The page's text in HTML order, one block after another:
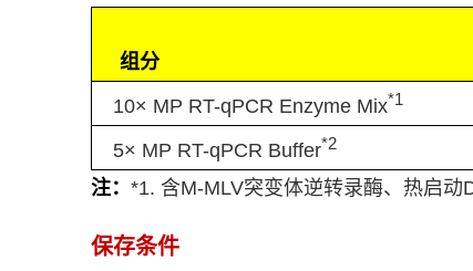
组分
10× MP RT-qPCR Enzyme Mix*1
5× MP RT-qPCR Buffer*2
注： *1. 含M-MLV突变体逆转录酶、热启动
保存条件